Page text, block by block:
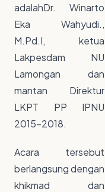
adalahDr. Winarto
Eka Wahyudi.,
M.Pd.I, ketua
Lakpesdam NU
Lamongan dan
mantan Direktur
LKPT PP IPNU
2015-2018.
Acara tersebut
berlangsung dengan
khikmad dan